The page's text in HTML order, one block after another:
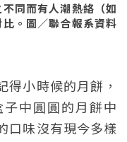
同而有人潮熱絡（如
。圖／聯合報系資料
得小時候的月餅，
中圓圓的月餅中
口味沒有現今多樣